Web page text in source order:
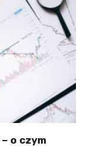
o czym